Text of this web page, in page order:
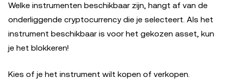
Welke instrumenten beschikbaar zijn, hangt af van de
onderliggende cryptocurrency die je selecteert. Als het
instrument beschikbaar is voor het gekozen asset, kun
je het blokkeren!
Kies of je het instrument wilt kopen of verkopen.